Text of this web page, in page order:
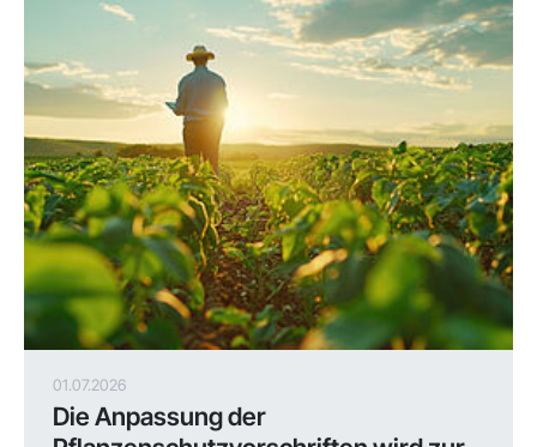
01.07.2026
Die Anpassung der